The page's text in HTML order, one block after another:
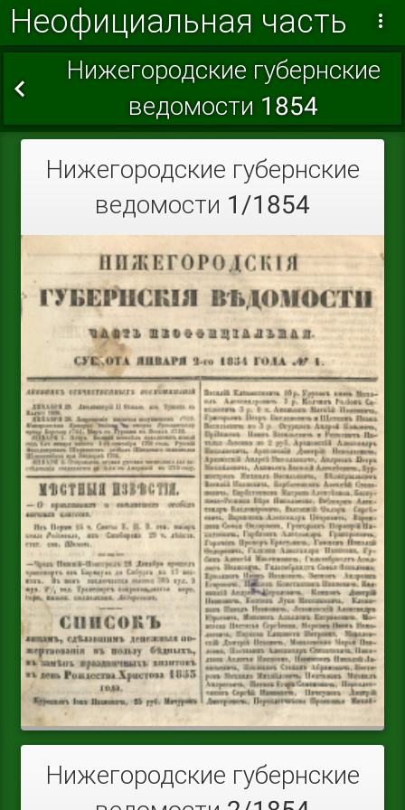
Неофициальная часть
Нижегородские губернские
ведомости 1854
Нижегородские губернские
ведомости 1/1854
Нижегородские губернские